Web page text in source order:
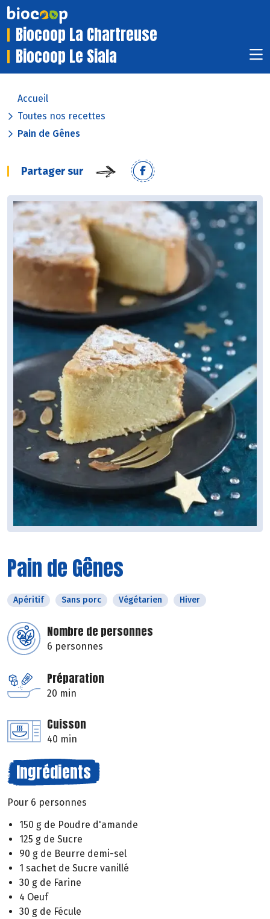
Biocoop La Chartreuse
Biocoop Le Siala
Accueil
Toutes nos recettes
Pain de Gênes
Partager sur
Pain de Gênes
Apéritif Sans porc Végétarien Hiver
Nombre de personnes
6 personnes
Préparation
20 min
Cuisson
40 min
Ingrédients
Pour 6 personnes
150 g de Poudre d'amande
125 g de Sucre
90 g de Beurre demi-sel
1 sachet de Sucre vanillé
30 g de Farine
4 Oeuf
30 g de Fécule